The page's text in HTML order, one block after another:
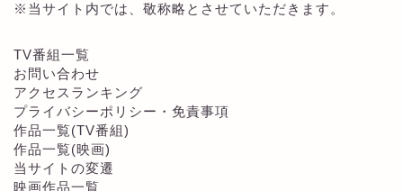
※当サイト内では、敬称略とさせていただきます。
TV番組一覧
お問い合わせ
アクセスランキング
プライバシーポリシー・免責事項
作品一覧(TV番組)
作品一覧(映画)
当サイトの変遷
映画作品一覧